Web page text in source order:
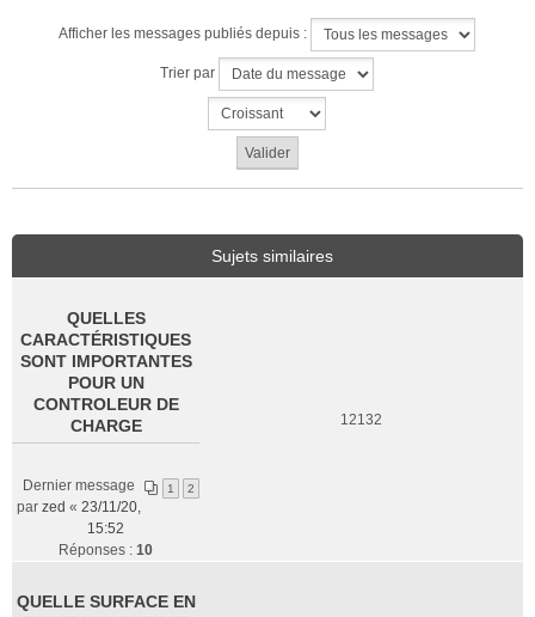
Afficher les messages publiés depuis :
Trier par
Sujets similaires
QUELLES
CARACTÉRISTIQUES
SONT IMPORTANTES
POUR UN
CONTROLEUR DE
CHARGE
1 2
Dernier message
par zed « 23/11/20,
15:52
Réponses : 10
12132
QUELLE SURFACE EN